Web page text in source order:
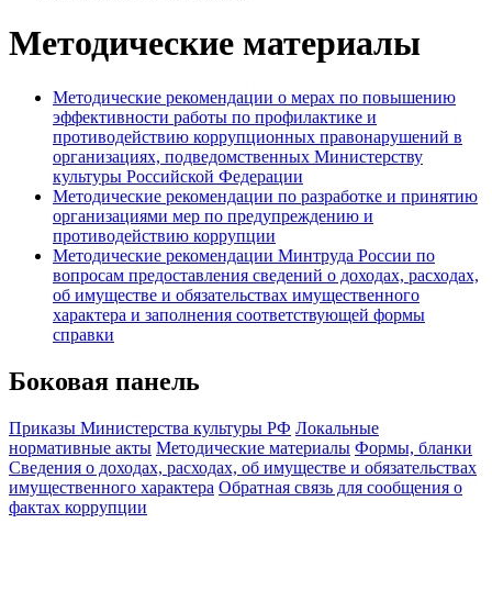
Методические материалы
Методические рекомендации о мерах по повышению
эффективности работы по профилактике и
противодействию коррупционных правонарушений в
организациях, подведомственных Министерству
культуры Российской Федерации
Методические рекомендации по разработке и принятию
организациями мер по предупреждению и
противодействию коррупции
Методические рекомендации Минтруда России по
вопросам предоставления сведений о доходах, расходах,
об имуществе и обязательствах имущественного
характера и заполнения соответствующей формы
справки
Боковая панель
Приказы Министерства культуры РФ Локальные
нормативные акты Методические материалы Формы, бланки
Сведения о доходах, расходах, об имуществе и обязательствах
имущественного характера Обратная связь для сообщения о
фактах коррупции